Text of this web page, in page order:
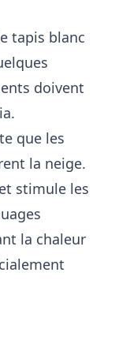
tapis blanc
doivent
que les
la neige.
stimule les
la chaleur